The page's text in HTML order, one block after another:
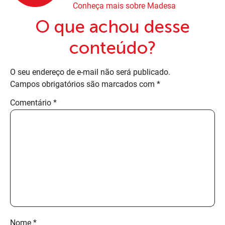
Conheça mais sobre Madesa
O que achou desse
conteúdo?
O seu endereço de e-mail não será publicado.
Campos obrigatórios são marcados com *
Comentário *
Nome *